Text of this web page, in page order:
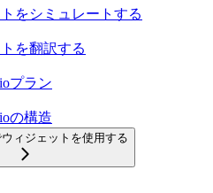
をシミュレートする
を翻訳する
プラン
の構造
ィジェットを使用する